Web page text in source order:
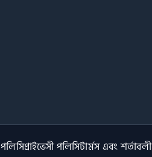
প্রাইভেসী পলিসিটার্মস এবং শর্তাবলী